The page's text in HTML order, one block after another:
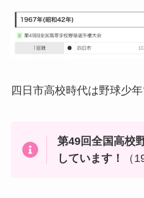
四日市高校時代は野球少年
第49回全国高校
しています！
（